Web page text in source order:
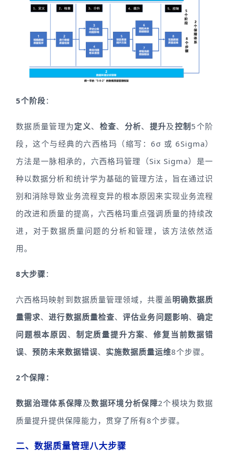
5个阶段：
数据质量管理为定义、 检查、 分析、 提升及控制 5个阶
段，这个与经典的六西格玛（缩写：6σ 或 6Sigma）
方法是一脉相承的，六西格玛管理（Six Sigma）是一
种以数据分析和统计学为基础的管理方法，旨在通过识
别和消除导致业务流程变异的根本原因来实现业务流程
的改进和质量的提高，六西格玛重点强调质量的持续改
进，对于数据质量问题的分析和管理，该方法依然适
用。
8大步骤：
六西格玛映射到数据质量管理领域，共覆盖明确数据质
量需求、进行数据质量检查、评估业务问题影响、 确定
问题根本原因、 制定质量提升方案、修复当前数据错
误、 预防未来数据错误、 实施数据质量运维8个步骤。
2个保障：
数据治理体系保障及数据环境分析保障2个模块为数据
质量提升提供保障能力，贯穿了所有8个步骤。
二、数据质量管理八大步骤